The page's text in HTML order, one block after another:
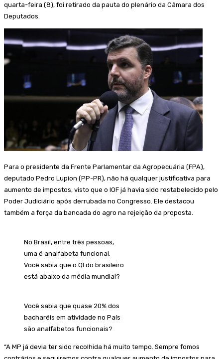
quarta-feira (8), foi retirado da pauta do plenário da Câmara dos
Deputados.
Para o presidente da Frente Parlamentar da Agropecuária (FPA),
deputado Pedro Lupion (PP-PR), não há qualquer justificativa para
aumento de impostos, visto que o IOF já havia sido restabelecido pelo
Poder Judiciário após derrubada no Congresso. Ele destacou
também a força da bancada do agro na rejeição da proposta.
No Brasil, entre três pessoas,
uma é analfabeta funcional.
Você sabia que o QI do brasileiro
está abaixo da média mundial?
Você sabia que quase 20% dos
bacharéis em atividade no País
são analfabetos funcionais?
“A MP já devia ter sido recolhida há muito tempo. Sempre fomos